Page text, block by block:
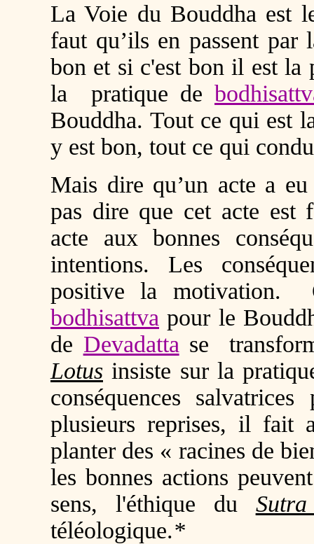
La Voie du Bouddha est
faut qu’ils en passent
bon et si c'est bon il est la
la pratique de
Bouddha. Tout ce qui est
y est bon, tout ce qui
Mais dire qu’un acte a eu
pas dire que cet acte est
acte aux bonnes
intentions. Les
positive la
bodhisattva pour le
de Devadatta se
Lotus insiste sur la
conséquences
plusieurs reprises, il fait
planter des « racines de
les bonnes actions
sens, l'éthique du
téléologique.*